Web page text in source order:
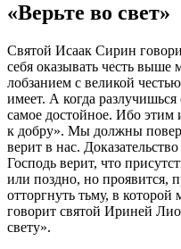
«Верьте во свет»
Святой Исаак Сирин
себя оказывать честь выше
лобзанием с великой
имеет. А когда
самое достойное. Ибо
к добру». Мы должны
верит в нас.
Господь верит, что
или поздно, но проявится,
отторгнуть тьму, в
говорит святой Ириней
свету».